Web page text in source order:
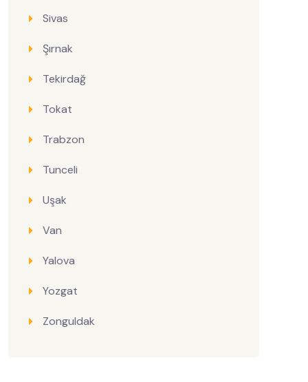
Sivas
Şırnak
Tekirdağ
Tokat
Trabzon
Tunceli
Uşak
Van
Yalova
Yozgat
Zonguldak